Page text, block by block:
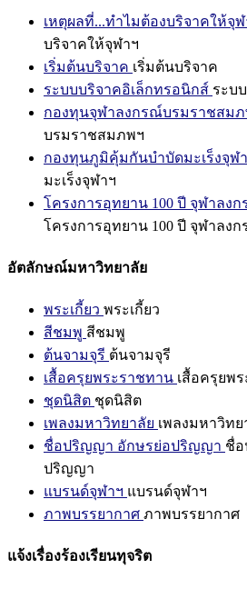
เหตุผลที่...ทำไมต้องบริจาคให้จุฬ
บริจาคให้จุฬาฯ
เริ่มต้นบริจาค เริ่มต้นบริจาค
ระบบบริจาคอิเล็กทรอนิกส์ ระบ
กองทุนจุฬาลงกรณ์บรมราชสมภ
บรมราชสมภพฯ
กองทุนภูมิคุ้มกันบำบัดมะเร็งจุฬ
มะเร็งจุฬาฯ
โครงการอุทยาน 100 ปี จุฬาลง
โครงการอุทยาน 100 ปี จุฬาลง
อัตลักษณ์มหาวิทยาลัย
พระเกี้ยว พระเกี้ยว
สีชมพู สีชมพู
ต้นจามจุรี ต้นจามจุรี
เสื้อครุยพระราชทาน เสื้อครุยพ
ชุดนิสิต ชุดนิสิต
เพลงมหาวิทยาลัย เพลงมหาวิทย
ชื่อปริญญา อักษรย่อปริญญา ชื่
ปริญญา
แบรนด์จุฬาฯ แบรนด์จุฬาฯ
ภาพบรรยากาศ ภาพบรรยากาศ
แจ้งเรื่องร้องเรียนทุจริต